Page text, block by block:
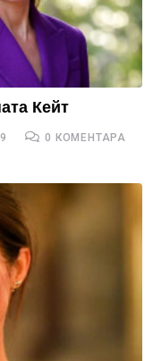
Кейт
0 КОМЕНТАРА